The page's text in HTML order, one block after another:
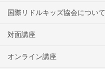
国際リドルキッズ協会について
対面講座
オンライン講座